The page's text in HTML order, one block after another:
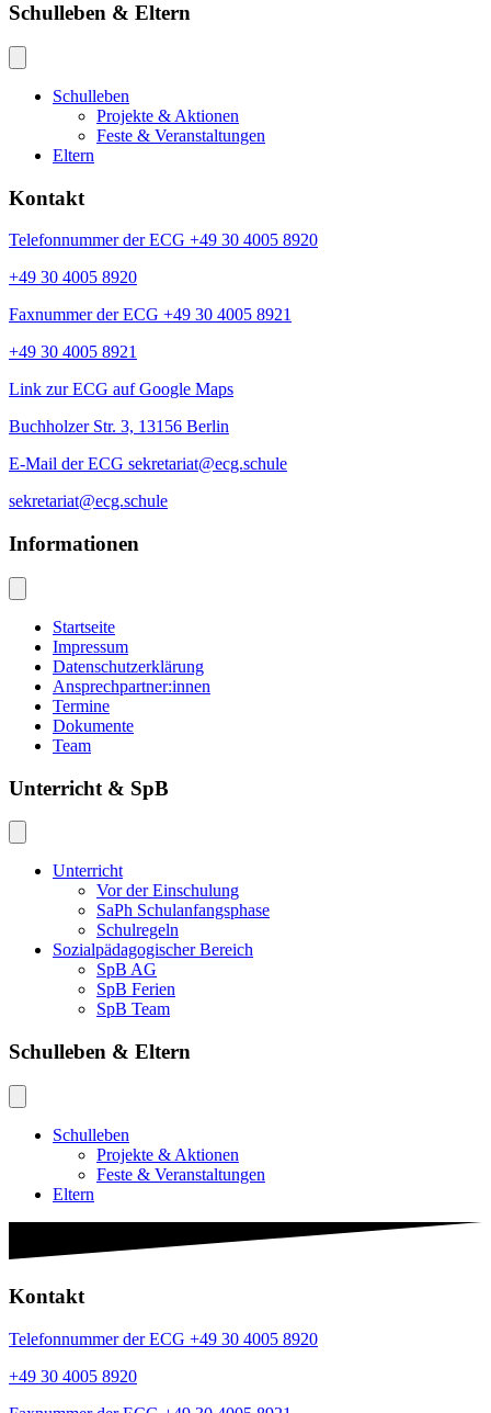
Schulleben & Eltern
Schulleben
Projekte & Aktionen
Feste & Veranstaltungen
Eltern
Kontakt
Telefonnummer der ECG +49 30 4005 8920
+49 30 4005 8920
Faxnummer der ECG +49 30 4005 8921
+49 30 4005 8921
Link zur ECG auf Google Maps
Buchholzer Str. 3, 13156 Berlin
E-Mail der ECG sekretariat@ecg.schule
sekretariat@ecg.schule
Informationen
Startseite
Impressum
Datenschutzerklärung
Ansprechpartner:innen
Termine
Dokumente
Team
Unterricht & SpB
Unterricht
Vor der Einschulung
SaPh Schulanfangsphase
Schulregeln
Sozialpädagogischer Bereich
SpB AG
SpB Ferien
SpB Team
Schulleben & Eltern
Schulleben
Projekte & Aktionen
Feste & Veranstaltungen
Eltern
Kontakt
Telefonnummer der ECG +49 30 4005 8920
+49 30 4005 8920